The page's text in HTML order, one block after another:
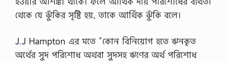
যে
থেকে যে ঝুঁকির সৃষ্টি হয়, তাকে আর্থিক ঝুঁকি বলে।
J.J Hampton এর মতে “কোন বিনিয়োগ হতে ঋনকৃত
অর্থের সুদ পরিশোধ অথবা সুদসহ ঋণের অর্থ পরিশোধ